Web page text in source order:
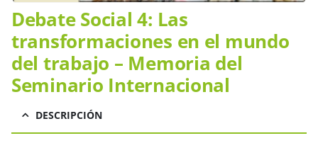
Debate Social 4: Las
transformaciones en el mundo
del trabajo – Memoria del
Seminario Internacional
DESCRIPCIÓN